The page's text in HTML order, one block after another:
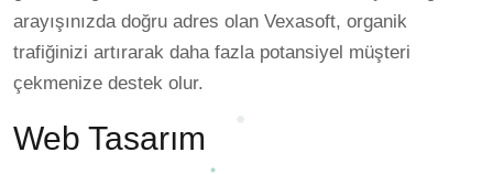
arayışınızda doğru adres olan Vexasoft, organik
trafiğinizi artırarak daha fazla potansiyel müşteri
çekmenize destek olur.
Web Tasarım